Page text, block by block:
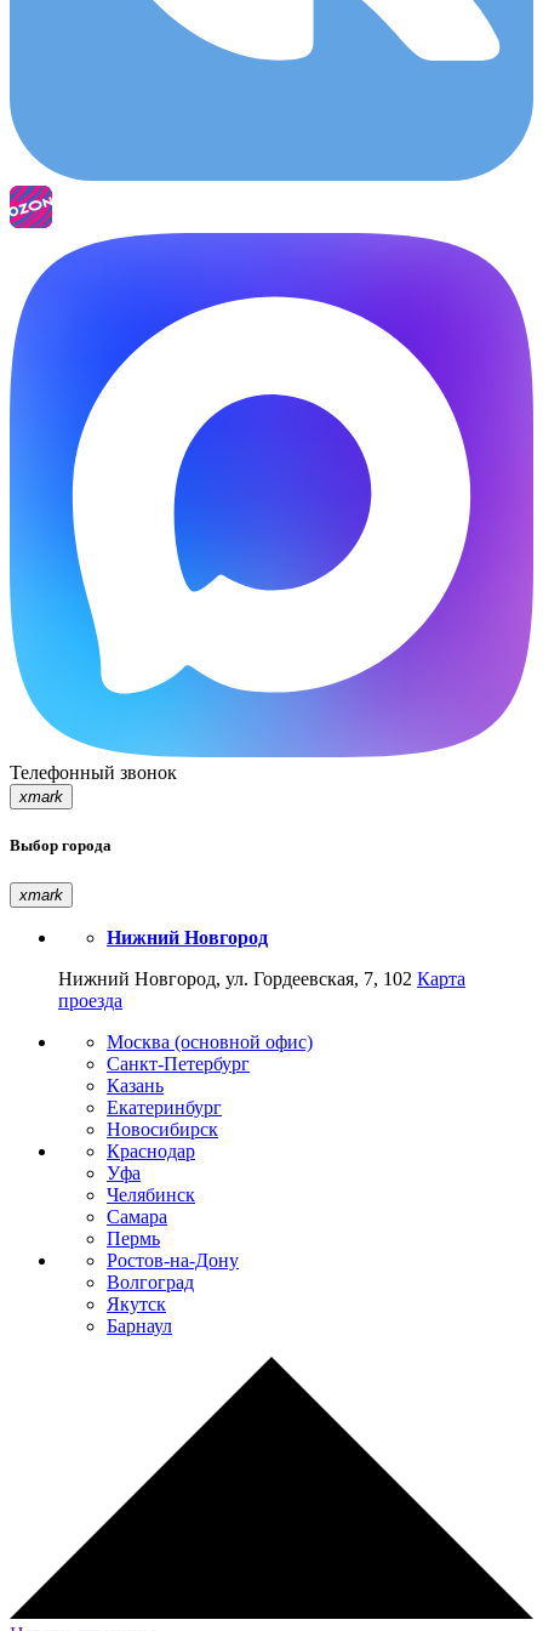
Телефонный звонок
xmark
Выбор города
xmark
Нижний Новгород
Нижний Новгород, ул. Гордеевская, 7, 102 Карта
проезда
Москва (основной офис)
Санкт-Петербург
Казань
Екатеринбург
Новосибирск
Краснодар
Уфа
Челябинск
Самара
Пермь
Ростов-на-Дону
Волгоград
Якутск
Барнаул